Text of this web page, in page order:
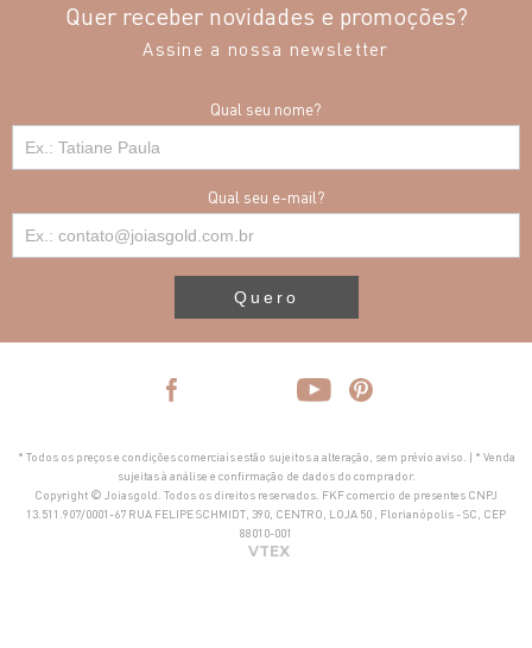
Quer receber novidades e promoções?
Assine a nossa newsletter
Qual seu nome?
Qual seu e-mail?
Quero
* Todos os preços e condições comerciais estão sujeitos a alteração, sem prévio aviso. | * Venda
sujeitas à análise e confirmação de dados do comprador.
Copyright © Joiasgold. Todos os direitos reservados. FKF comercio de presentes CNPJ
13.511.907/0001-67 RUA FELIPE SCHMIDT, 390, CENTRO, LOJA 50 , Florianópolis - SC, CEP
88010-001
VTEX